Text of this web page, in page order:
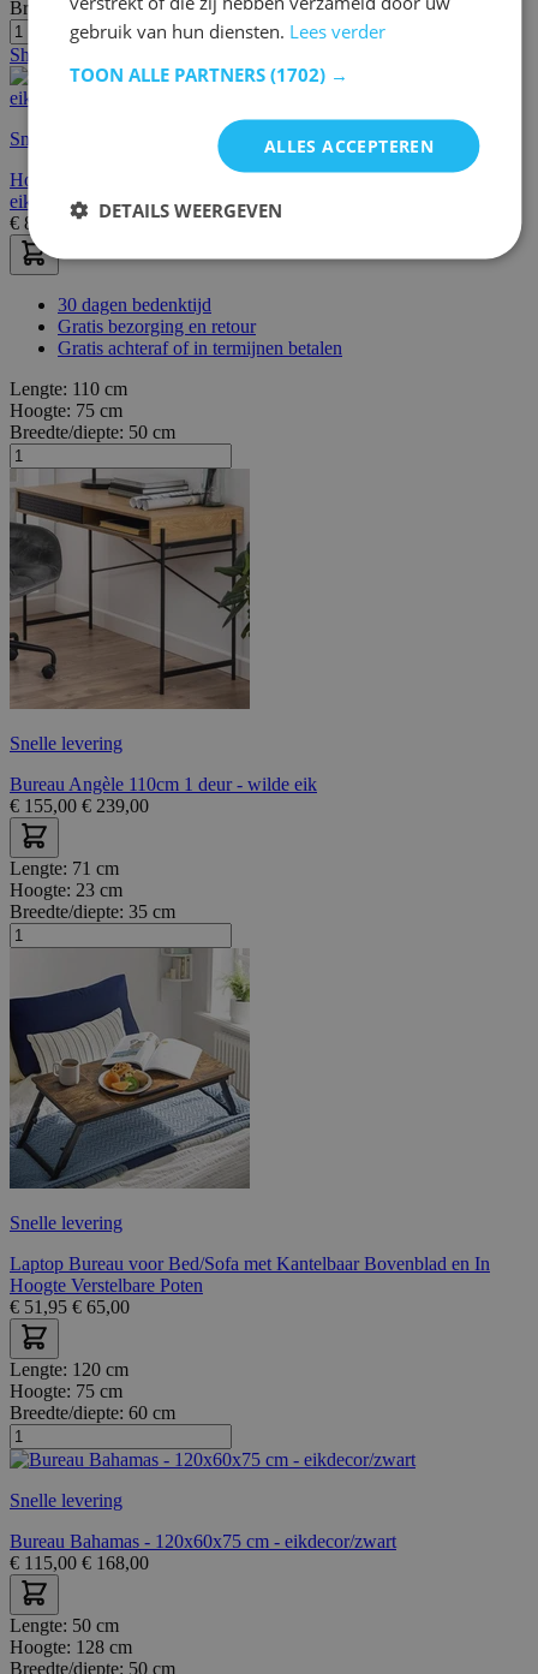
Breedte/diepte:80 cm
Showroom
Snelle levering
Hoekbureau Schmitt - 110x80x76cm - met opbergruimte -
eikdecor/zwart
€ 82,95 € 104,00
30 dagen bedenktijd
Gratis bezorging en retour
Gratis achteraf of in termijnen betalen
Lengte: 110 cm
Hoogte: 75 cm
Breedte/diepte: 50 cm
Snelle levering
Bureau Angèle 110cm 1 deur - wilde eik
€ 155,00 € 239,00
Lengte: 71 cm
Hoogte: 23 cm
Breedte/diepte: 35 cm
Snelle levering
Laptop Bureau voor Bed/Sofa met Kantelbaar Bovenblad en In
Hoogte Verstelbare Poten
€ 51,95 € 65,00
Lengte: 120 cm
Hoogte: 75 cm
Breedte/diepte: 60 cm
Snelle levering
Bureau Bahamas - 120x60x75 cm - eikdecor/zwart
€ 115,00 € 168,00
Lengte: 50 cm
Hoogte: 128 cm
Breedte/diepte: 50 cm
gebruik van hun diensten. Lees verder
TOON ALLE PARTNERS (1702) →
ALLES ACCEPTEREN
DETAILS WEERGEVEN